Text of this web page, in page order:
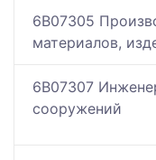
6B07305
материалов,
6B07307
сооружений